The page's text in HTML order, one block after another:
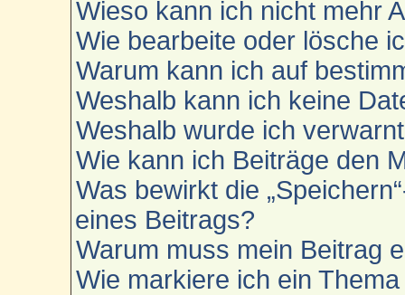
Wieso kann ich nicht mehr
Wie bearbeite oder lösche
Warum kann ich auf
Weshalb kann ich keine
Weshalb wurde ich
Wie kann ich Beiträge den
Was bewirkt die
eines Beitrags?
Warum muss mein Beitrag
Wie markiere ich ein